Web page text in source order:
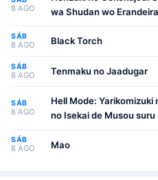
8 AGO
wa Shudan wo
SÁB
8 AGO Black Torch
SÁB
8 AGO Tenmaku no Jaadugar
SÁB
8 AGO
Hell Mode: Yarikomizuki
no Isekai de Musou suru
SÁB
8 AGO Mao